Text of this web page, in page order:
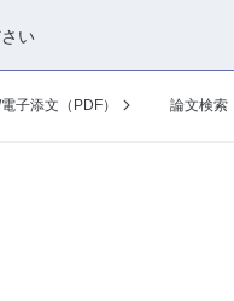
い
子添文（PDF） 論文検索